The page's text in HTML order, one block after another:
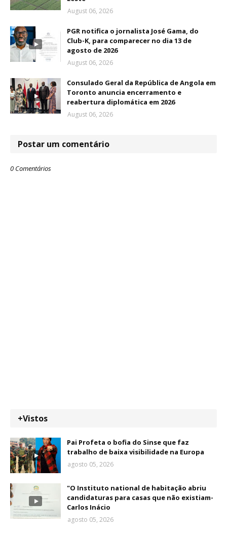
August 06, 2026
PGR notifica o jornalista José Gama, do
Club-K, para comparecer no dia 13 de
agosto de 2026
August 06, 2026
Consulado Geral da República de Angola em
Toronto anuncia encerramento e
reabertura diplomática em 2026
August 06, 2026
Postar um comentário
0 Comentários
+Vistos
Pai Profeta o bofia do Sinse que faz
trabalho de baixa visibilidade na Europa
agosto 05, 2026
"O Instituto national de habitação abriu
candidaturas para casas que não existiam-
Carlos Inácio
agosto 05, 2026